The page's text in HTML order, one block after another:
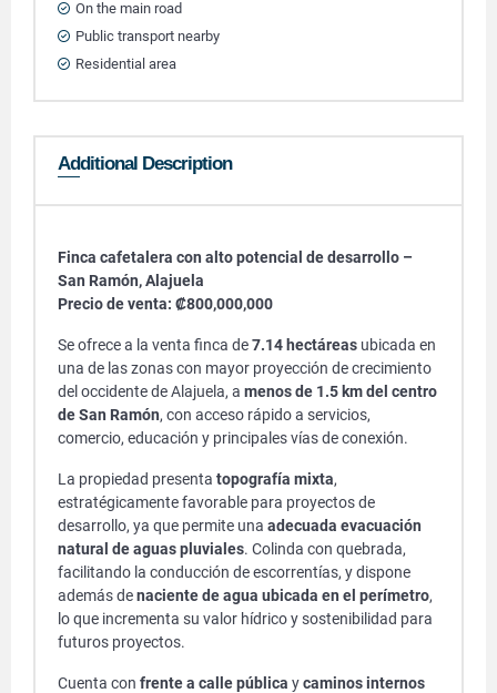
On the main road
Public transport nearby
Residential area
Additional Description
Finca cafetalera con alto potencial de desarrollo –
San Ramón, Alajuela
Precio de venta: ₡800,000,000
Se ofrece a la venta finca de7.14 hectáreas ubicada en
una de las zonas con mayor proyección de crecimiento
del occidente de Alajuela, a menos de 1.5 km del centro
de San Ramón, con acceso rápido a servicios,
comercio, educación y principales vías de conexión.
La propiedad presenta topografía mixta,
estratégicamente favorable para proyectos de
desarrollo, ya que permite una adecuada evacuación
natural de aguas pluviales. Colinda con quebrada,
facilitando la conducción de escorrentías, y dispone
además denaciente de agua ubicada en el perímetro,
lo que incrementa su valor hídrico y sostenibilidad para
futuros proyectos.
Cuenta con frente a calle pública ycaminos internos